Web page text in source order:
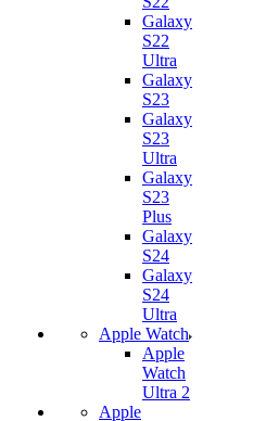
Galaxy
S22
Ultra
Galaxy
S23
Galaxy
S23
Ultra
Galaxy
S23
Plus
Galaxy
S24
Galaxy
S24
Ultra
Apple Watch
Apple
Watch
Ultra 2
Apple